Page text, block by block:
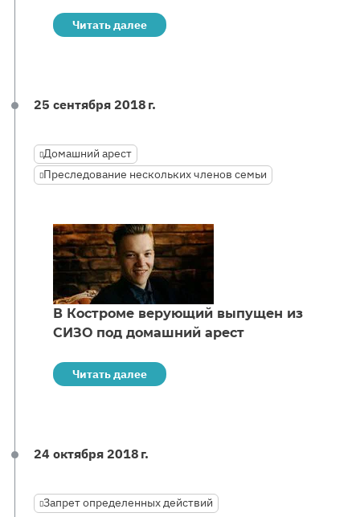
Читать далее
25 сентября 2018 г.
Домашний арест
Преследование нескольких членов семьи
В Костроме верующий выпущен из
СИЗО под домашний арест
Читать далее
24 октября 2018 г.
Запрет определенных действий